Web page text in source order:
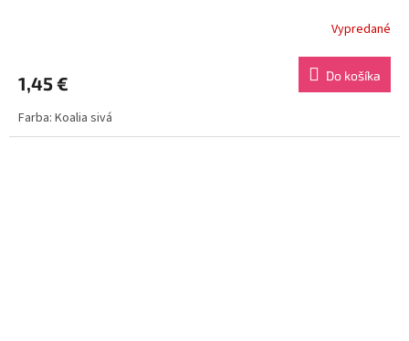
Vypredané
1,45 € Do košíka
Farba: Koalia sivá